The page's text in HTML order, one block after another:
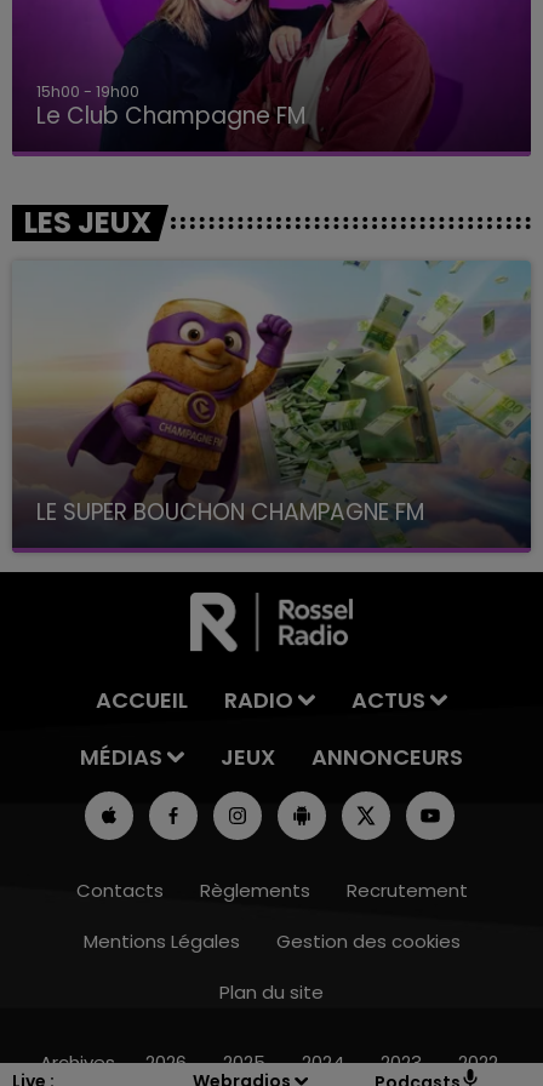
Live : Webradios
15h00 - 19h00
Le Club Champagne FM
LES JEUX
LE SUPER BOUCHON CHAMPAGNE FM
avec La Famille Champagne FM, à 8H10
ACCUEIL RADIO
ACTUS
MÉDIAS
JEUX ANNONCEURS
Contacts Règlements
Recrutement
Mentions Légales
Gestion des cookies
Plan du site
Archives 2026 2025 2024 2023 2022